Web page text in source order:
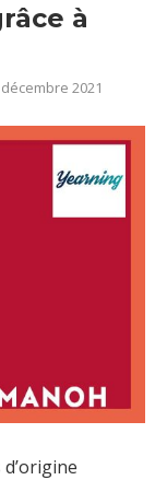
à
décembre 2021